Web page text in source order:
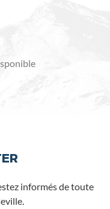
informés de toute